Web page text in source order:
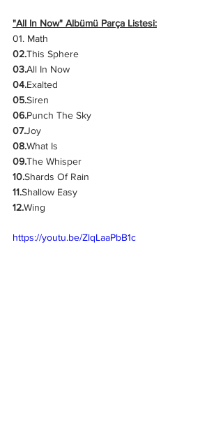
"All In Now" Albümü Parça Listesi:
01. Math
02.This Sphere
03.All In Now
04.Exalted
05.Siren
06.Punch The Sky
07.Joy
08.What Is
09.The Whisper
10.Shards Of Rain
11.Shallow Easy
12.Wing
https://youtu.be/ZlqLaaPbB1c